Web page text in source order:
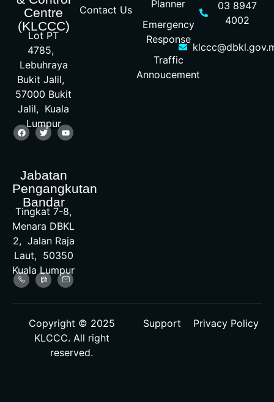
Centre
(KLCCC)
Lot PT
4785,
Lebuhraya
Bukit Jalil,
57000 Bukit
Jalil, Kuala
Lumpur
Jabatan
Pengangkutan
Bandar
Tingkat 7-8,
Menara DBKL
2, Jalan Raja
Laut, 50350
Kuala Lumpur
Contact Us
Planner
Emergency
Response
Traffic
Annoucement
03 8947
4002
Copyright © 2025
KLCCC. All right
reserved.
Support Privacy Policy